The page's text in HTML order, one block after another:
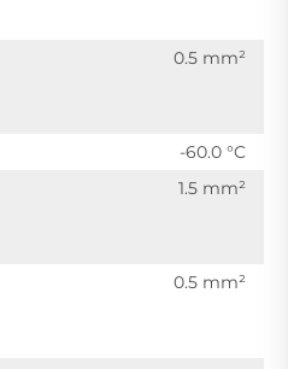
0.5 mm²
-60.0 °C
1.5 mm²
0.5 mm²